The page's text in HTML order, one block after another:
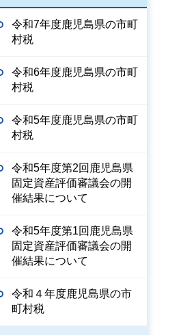
令和7年度鹿児島県の市町
村税
令和6年度鹿児島県の市町
村税
令和5年度鹿児島県の市町
村税
令和5年度第2回鹿児島県
固定資産評価審議会の開
催結果について
令和5年度第1回鹿児島県
固定資産評価審議会の開
催結果について
令和４年度鹿児島県の市
町村税